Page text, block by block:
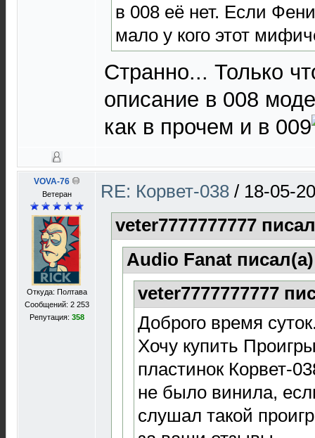
в 008 её нет. Если
мало у кого этот
Странно... Только
описание в 008
как в прочем и в 009
VOVA-76
Ветеран
Откуда: Полтава
Сообщений: 2 253
Репутация: 358
RE: Корвет-038 / 18-05-
veter7777777777
Audio Fanat
veter7777777777
Доброго время
Хочу купить
пластинок Корвет-
не было винила,
слушал такой